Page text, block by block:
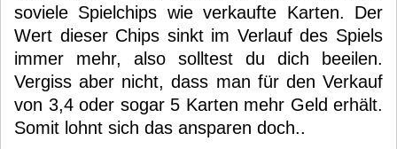
soviele Spielchips wie verkaufte Karten. Der
Wert dieser Chips sinkt im Verlauf des Spiels
immer mehr, also solltest du dich beeilen.
Vergiss aber nicht, dass man für den Verkauf
von 3,4 oder sogar 5 Karten mehr Geld erhält.
Somit lohnt sich das ansparen doch..